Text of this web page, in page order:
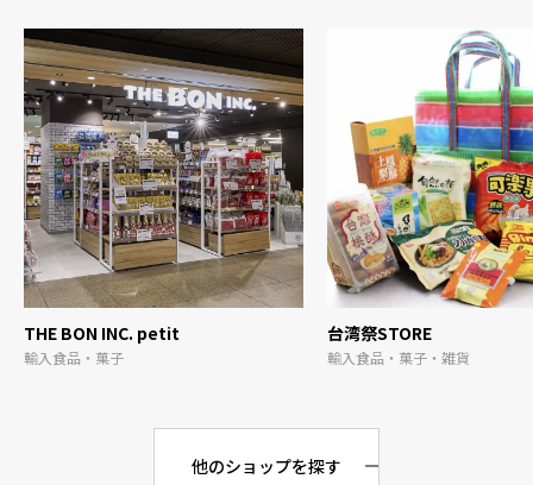
THE BON INC. petit
輸入食品・菓子
台湾祭STORE
輸入食品・菓子・雑貨
他のショップを探す